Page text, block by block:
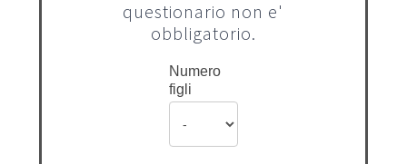
questionario non e'
obbligatorio.
Numero
figli